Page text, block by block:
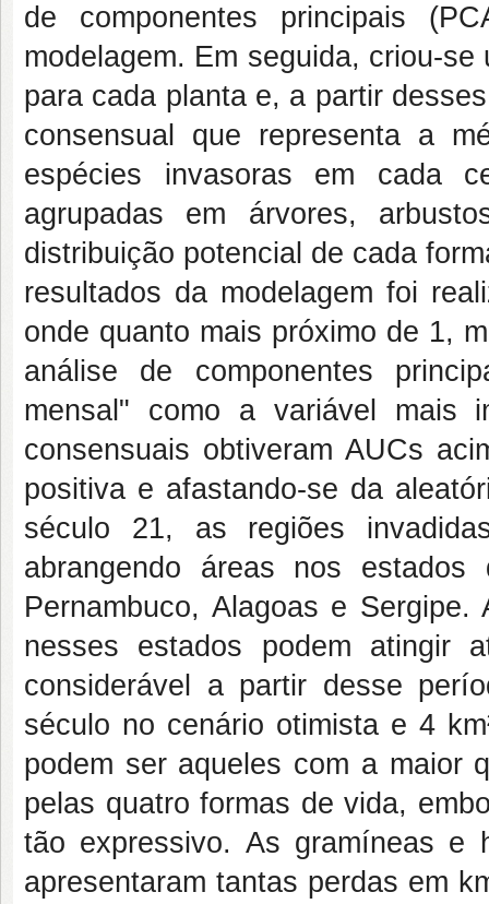
de componentes principais
modelagem. Em seguida, criou-
para cada planta e, a partir
consensual que representa a
espécies invasoras em cada
agrupadas em árvores,
distribuição potencial de cada
resultados da modelagem foi
onde quanto mais próximo de 1,
análise de componentes
mensal" como a variável mais
consensuais obtiveram AUCs
positiva e afastando-se da
século 21, as regiões
abrangendo áreas nos
Pernambuco, Alagoas e
nesses estados podem atingir
considerável a partir desse
século no cenário otimista e 4
podem ser aqueles com a maior
pelas quatro formas de vida,
tão expressivo. As gramíneas e
apresentaram tantas perdas em